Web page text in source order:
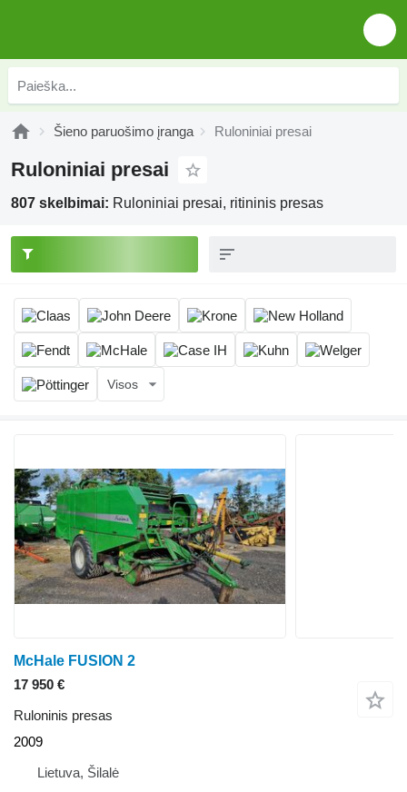
Šieno paruošimo įranga Ruloniniai presai
Ruloniniai presai
807 skelbimai: Ruloniniai presai, ritininis presas
Visos
McHale FUSION 2
17 950 €
Ruloninis presas
2009
Lietuva, Šilalė